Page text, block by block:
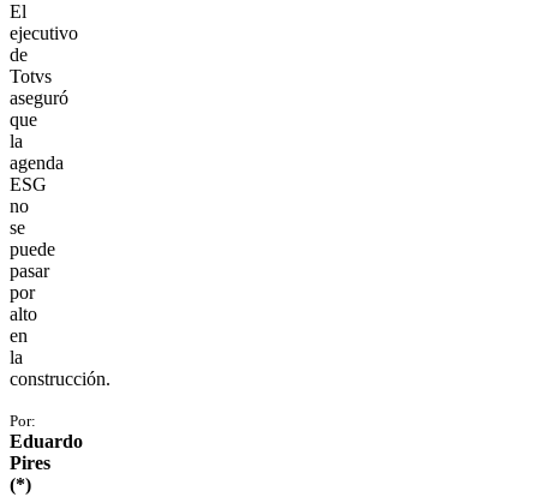
El
ejecutivo
de
Totvs
aseguró
que
la
agenda
ESG
no
se
puede
pasar
por
alto
en
la
construcción.
Por:
Eduardo
Pires
(*)